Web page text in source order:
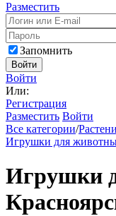
Разместить
Запомнить
Войти
Войти
Или:
Регистрация
Разместить Войти
Все категории/
Игрушки для
Игрушки